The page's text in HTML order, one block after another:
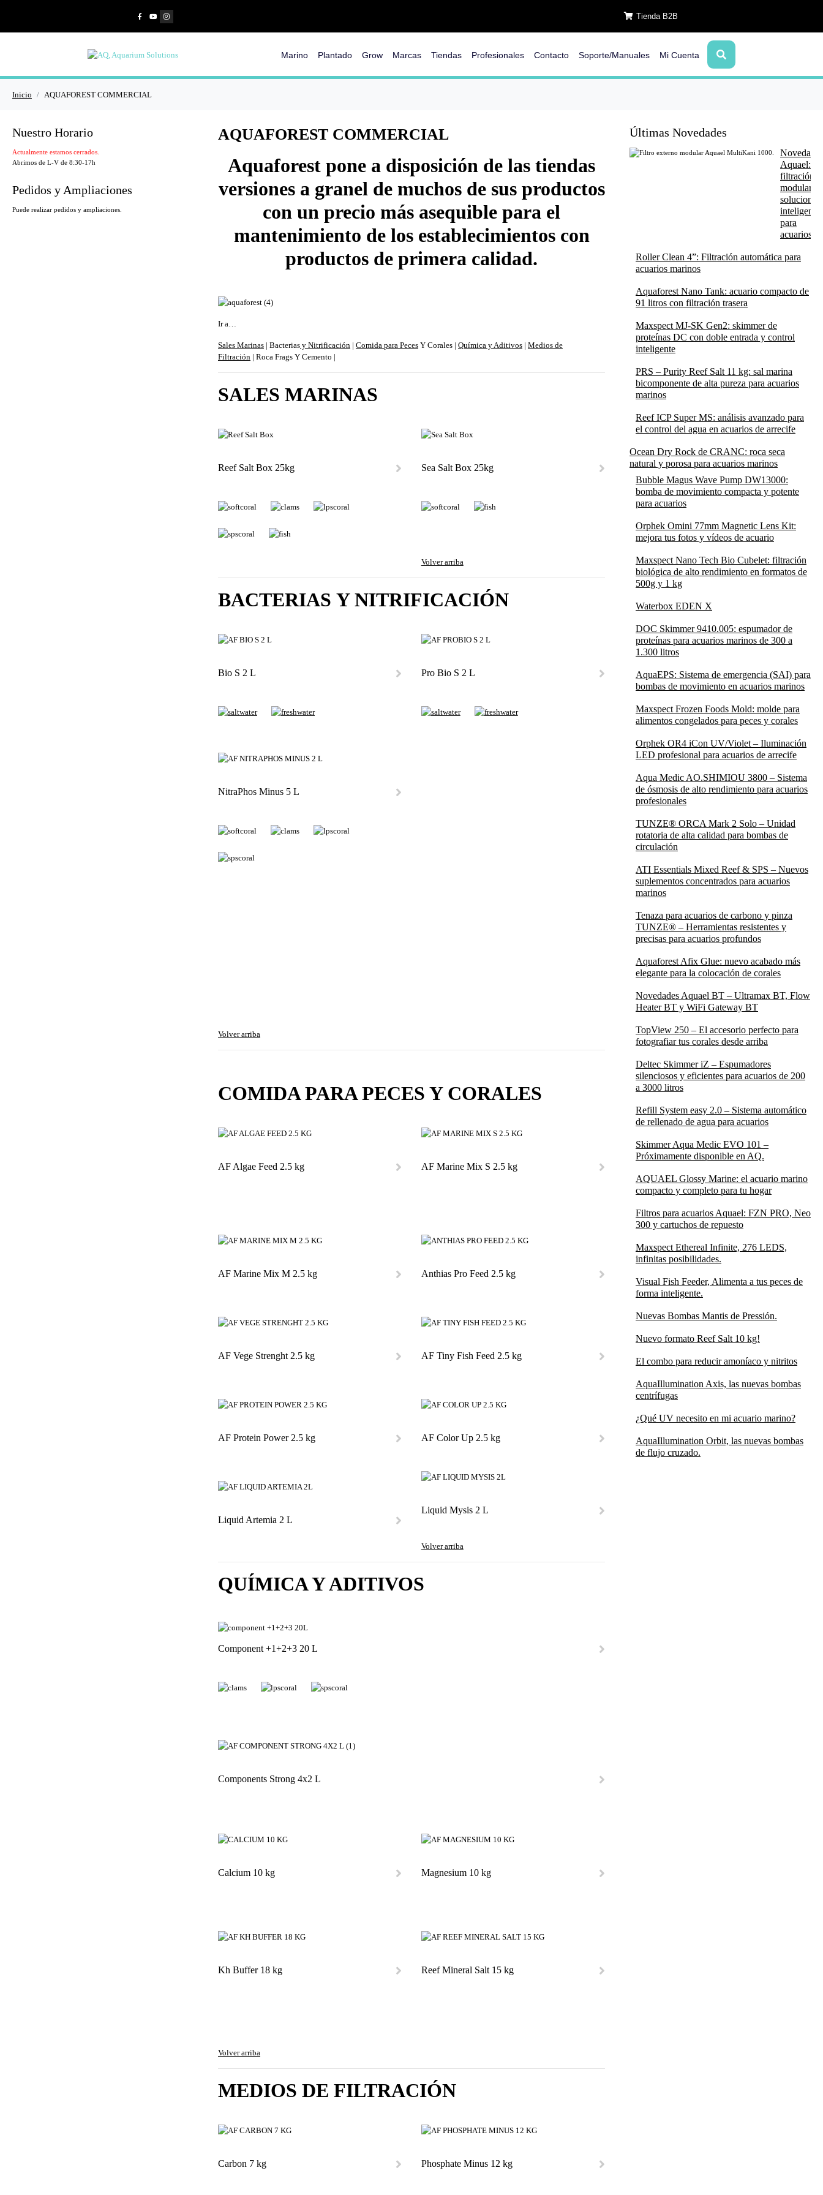
Tienda B2B
Marino Plantado Grow Marcas Tiendas Profesionales Contacto Soporte/Manuales Mi Cuenta
Inicio AQUAFOREST COMMERCIAL
AQUAFOREST COMMERCIAL
Aquaforest pone a disposición de las tiendas
versiones a granel de muchos de sus productos
con un precio más asequible para el
mantenimiento de los establecimientos con
productos de primera calidad.
Ir a…
Sales Marinas | Bacterias y Nitrificación | Comida para Peces Y Corales | Química y Aditivos | Medios de
Filtración | Roca Frags Y Cemento |
SALES MARINAS
Reef Salt Box 25kg Sea Salt Box 25kg
Volver arriba
BACTERIAS Y NITRIFICACIÓN
Bio S 2 L Pro Bio S 2 L
NitraPhos Minus 5 L
Volver arriba
COMIDA PARA PECES Y CORALES
AF Algae Feed 2.5 kg AF Marine Mix S 2.5 kg
AF Marine Mix M 2.5 kg Anthias Pro Feed 2.5 kg
AF Vege Strenght 2.5 kg AF Tiny Fish Feed 2.5 kg
AF Protein Power 2.5 kg AF Color Up 2.5 kg
Liquid Artemia 2 L
Liquid Mysis 2 L
Volver arriba
QUÍMICA Y ADITIVOS
Component +1+2+3 20 L
Components Strong 4x2 L
Calcium 10 kg Magnesium 10 kg
Kh Buffer 18 kg Reef Mineral Salt 15 kg
Volver arriba
MEDIOS DE FILTRACIÓN
Carbon 7 kg Phosphate Minus 12 kg
Nuestro Horario
Actualmente estamos cerrados.
Abrimos de L-V de 8:30-17h
Pedidos y Ampliaciones
Puede realizar pedidos y ampliaciones.
Últimas Novedades
Novedades
Aquael:
filtración
modular y
soluciones
inteligentes
para
acuarios
Roller Clean 4”: Filtración automática para
acuarios marinos
Aquaforest Nano Tank: acuario compacto de
91 litros con filtración trasera
Maxspect MJ-SK Gen2: skimmer de
proteínas DC con doble entrada y control
inteligente
PRS – Purity Reef Salt 11 kg: sal marina
bicomponente de alta pureza para acuarios
marinos
Reef ICP Super MS: análisis avanzado para
el control del agua en acuarios de arrecife
Ocean Dry Rock de CRANC: roca seca
natural y porosa para acuarios marinos
Bubble Magus Wave Pump DW13000:
bomba de movimiento compacta y potente
para acuarios
Orphek Omini 77mm Magnetic Lens Kit:
mejora tus fotos y vídeos de acuario
Maxspect Nano Tech Bio Cubelet: filtración
biológica de alto rendimiento en formatos de
500g y 1 kg
Waterbox EDEN X
DOC Skimmer 9410.005: espumador de
proteínas para acuarios marinos de 300 a
1.300 litros
AquaEPS: Sistema de emergencia (SAI) para
bombas de movimiento en acuarios marinos
Maxspect Frozen Foods Mold: molde para
alimentos congelados para peces y corales
Orphek OR4 iCon UV/Violet – Iluminación
LED profesional para acuarios de arrecife
Aqua Medic AO.SHIMIOU 3800 – Sistema
de ósmosis de alto rendimiento para acuarios
profesionales
TUNZE® ORCA Mark 2 Solo – Unidad
rotatoria de alta calidad para bombas de
circulación
ATI Essentials Mixed Reef & SPS – Nuevos
suplementos concentrados para acuarios
marinos
Tenaza para acuarios de carbono y pinza
TUNZE® – Herramientas resistentes y
precisas para acuarios profundos
Aquaforest Afix Glue: nuevo acabado más
elegante para la colocación de corales
Novedades Aquael BT – Ultramax BT, Flow
Heater BT y WiFi Gateway BT
TopView 250 – El accesorio perfecto para
fotografiar tus corales desde arriba
Deltec Skimmer iZ – Espumadores
silenciosos y eficientes para acuarios de 200
a 3000 litros
Refill System easy 2.0 – Sistema automático
de rellenado de agua para acuarios
Skimmer Aqua Medic EVO 101 –
Próximamente disponible en AQ.
AQUAEL Glossy Marine: el acuario marino
compacto y completo para tu hogar
Filtros para acuarios Aquael: FZN PRO, Neo
300 y cartuchos de repuesto
Maxspect Ethereal Infinite, 276 LEDS,
infinitas posibilidades.
Visual Fish Feeder, Alimenta a tus peces de
forma inteligente.
Nuevas Bombas Mantis de Pressión.
Nuevo formato Reef Salt 10 kg!
El combo para reducir amoníaco y nitritos
AquaIllumination Axis, las nuevas bombas
centrífugas
¿Qué UV necesito en mi acuario marino?
AquaIllumination Orbit, las nuevas bombas
de flujo cruzado.